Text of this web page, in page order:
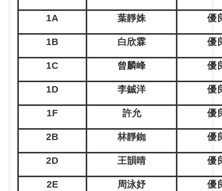
1A 葉靜姝 優
1B 白欣霖 優
1C 曾麟峰 優
1D 李鋮洋 優
1F 許允 優
2B 林靜銣 優
2D 王韻晴 優
2E 周泳妤 優